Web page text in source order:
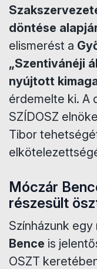
döntése
elismerést a
„Szentivánéji
nyújtott
érdemelte ki. A
SZÍDOSZ
Tibor
Móczár
részesült
Színházunk
Bence is
OSZT